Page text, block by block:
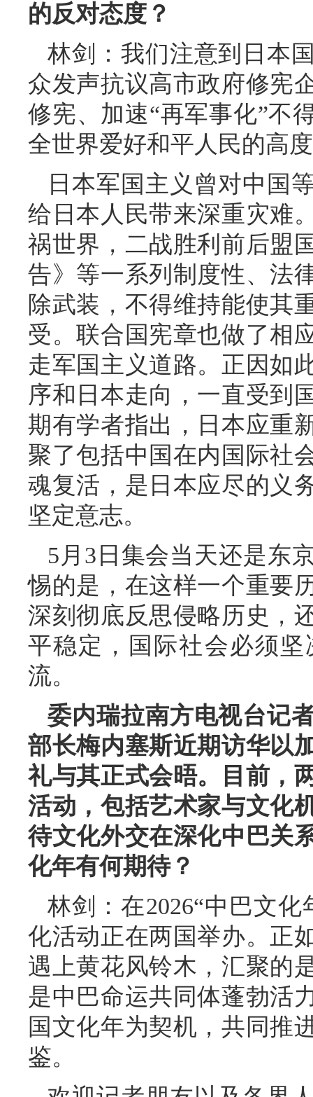
的反对态度？
林剑：我们注意到日本
众发声抗议高市政府修宪
修宪、加速“再军事化”不
全世界爱好和平人民的高
日本军国主义曾对中国
给日本人民带来深重灾难
祸世界，二战胜利前后盟
告》等一系列制度性、法
除武装，不得维持能使其
受。联合国宪章也做了相
走军国主义道路。正因如
序和日本走向，一直受到
期有学者指出，日本应重
聚了包括中国在内国际社
魂复活，是日本应尽的义
坚定意志。
5月3日集会当天还是东
惕的是，在这样一个重要
深刻彻底反思侵略历史，
平稳定，国际社会必须
流。
委内瑞拉南方电视台记
部长梅内塞斯近期访华以
礼与其正式会晤。目前，
活动，包括艺术家与文化
待文化外交在深化中巴关
化年有何期待？
林剑：在2026“中巴文
化活动正在两国举办。正
遇上黄花风铃木，汇聚的
是中巴命运共同体蓬勃活
国文化年为契机，共同推
鉴。